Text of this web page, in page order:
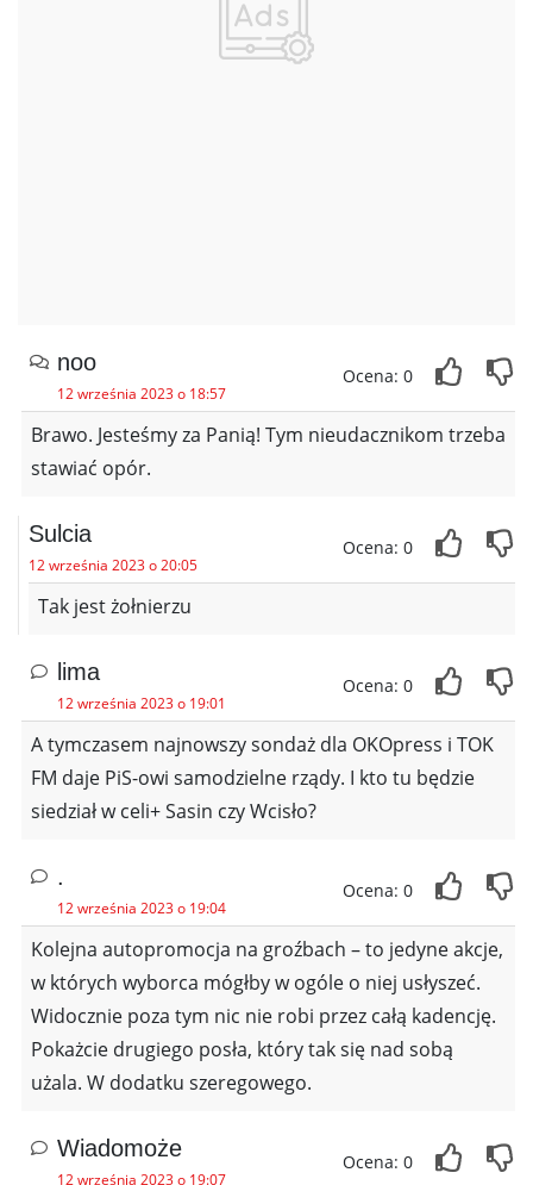
noo
12 września 2023 o 18:57
Ocena: 0
Brawo. Jesteśmy za Panią! Tym nieudacznikom trzeba
stawiać opór.
Sulcia
12 września 2023 o 20:05
Ocena: 0
Tak jest żołnierzu
lima
12 września 2023 o 19:01
Ocena: 0
A tymczasem najnowszy sondaż dla OKOpress i TOK
FM daje PiS-owi samodzielne rządy. I kto tu będzie
siedział w celi+ Sasin czy Wcisło?
.
12 września 2023 o 19:04
Ocena: 0
Kolejna autopromocja na groźbach – to jedyne akcje,
w których wyborca mógłby w ogóle o niej usłyszeć.
Widocznie poza tym nic nie robi przez całą kadencję.
Pokażcie drugiego posła, który tak się nad sobą
użala. W dodatku szeregowego.
Wiadomoże
12 września 2023 o 19:07
Ocena: 0